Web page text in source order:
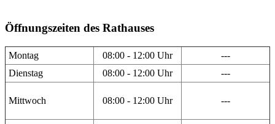
Öffnungszeiten des Rathauses
Montag 08:00 - 12:00 Uhr
---
Dienstag
08:00 - 12:00 Uhr ---
Mittwoch 08:00 - 12:00 Uhr ---